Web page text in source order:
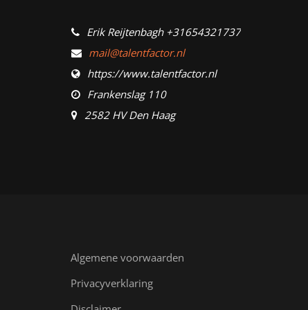
Erik Reijtenbagh +31654321737
mail@talentfactor.nl
https://www.talentfactor.nl
Frankenslag 110
2582 HV Den Haag
Algemene voorwaarden
Privacyverklaring